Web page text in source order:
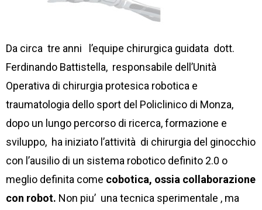
Da circa tre anni l’equipe chirurgica guidata dott.
Ferdinando Battistella, responsabile dell’Unità
Operativa di chirurgia protesica robotica e
traumatologia dello sport del Policlinico di Monza,
dopo un lungo percorso di ricerca, formazione e
sviluppo, ha iniziato l’attività di chirurgia del ginocchio
con l’ausilio di un sistema robotico definito 2.0 o
meglio definita come cobotica, ossia collaborazione
con robot. Non piu’ una tecnica sperimentale , ma